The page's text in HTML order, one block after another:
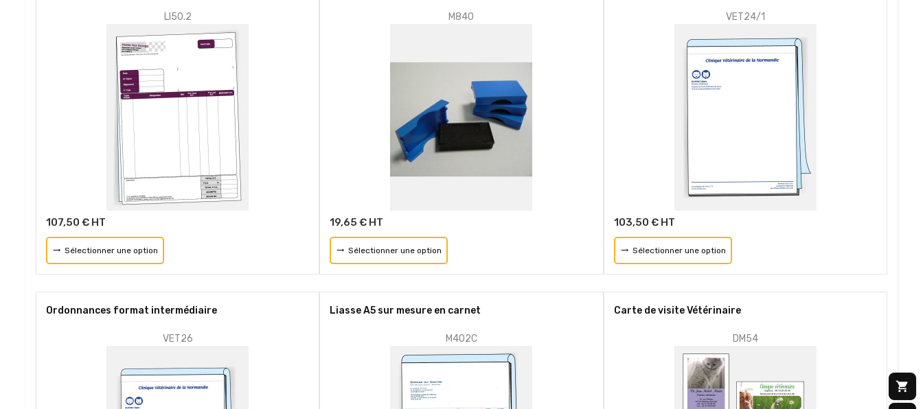
shopping_cart
LI50.2
107,50 € HT
Sélectionner une option
M840
19,65 € HT
Sélectionner une option
VET24/1
103,50 € HT
Sélectionner une option
Ordonnances format intermédiaire
VET26
Liasse A5 sur mesure en carnet
M402C
Carte de visite Vétérinaire
DM54